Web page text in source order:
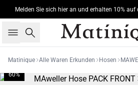
Melden Sie sich hier an und erhalten 10% auf
Suche
Matinique Alle Waren Erkunden Hosen
60%